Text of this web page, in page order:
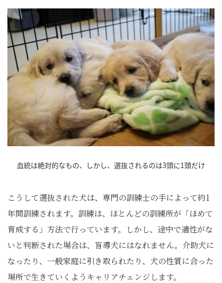
血統は絶対的なもの、しかし、選抜されるのは3頭に1頭だけ
こうして選抜された犬は、専門の訓練士の手によって約1
年間訓練されます。訓練は、ほとんどの訓練所が「ほめて
育成する」方法で行っています。しかし、途中で適性がな
いと判断された場合は、盲導犬にはなれません。介助犬に
なったり、一般家庭に引き取られたり、犬の性質に合った
場所で生きていくようキャリアチェンジします。